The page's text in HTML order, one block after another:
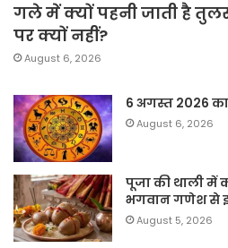
गले में क्यों पहनी जाती है
पर क्यों नहीं?
August 6, 2026
6 अगस्त 2026
August 6, 2026
पूजा की थाली में
भगवान गणेश से
August 5, 2026